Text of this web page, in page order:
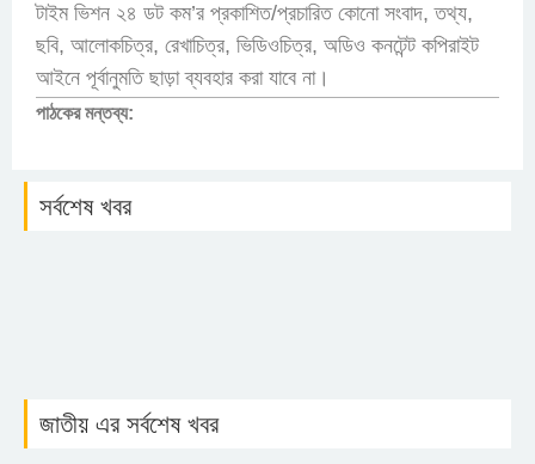
টাইম ভিশন ২৪ ডট কম’র প্রকাশিত/প্রচারিত কোনো সংবাদ, তথ্য,
ছবি, আলোকচিত্র, রেখাচিত্র, ভিডিওচিত্র, অডিও কনটেন্ট কপিরাইট
আইনে পূর্বানুমতি ছাড়া ব্যবহার করা যাবে না।
পাঠকের মন্তব্য:
সর্বশেষ খবর
জাতীয় এর সর্বশেষ খবর